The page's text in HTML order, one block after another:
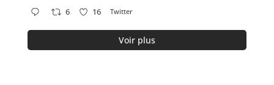
6 16 Twitter
Voir plus